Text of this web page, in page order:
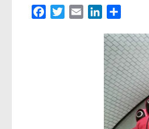
FacebookTwitterEmail LinkedIn